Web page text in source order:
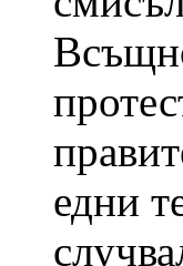
едни